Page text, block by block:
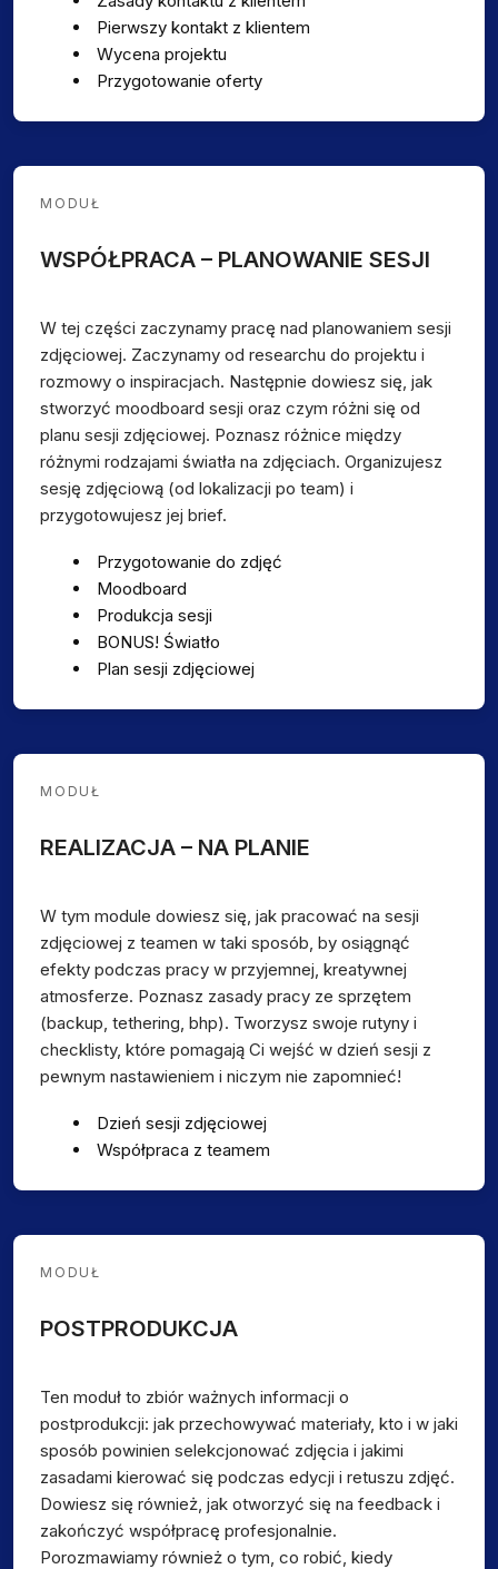
Pierwszy kontakt z klientem
Wycena projektu
Przygotowanie oferty
MODUŁ
WSPÓŁPRACA – PLANOWANIE SESJI
W tej części zaczynamy pracę nad planowaniem sesji
zdjęciowej. Zaczynamy od researchu do projektu i
rozmowy o inspiracjach. Następnie dowiesz się, jak
stworzyć moodboard sesji oraz czym różni się od
planu sesji zdjęciowej. Poznasz różnice między
różnymi rodzajami światła na zdjęciach. Organizujesz
sesję zdjęciową (od lokalizacji po team) i
przygotowujesz jej brief.
Przygotowanie do zdjęć
Moodboard
Produkcja sesji
BONUS! Światło
Plan sesji zdjęciowej
MODUŁ
REALIZACJA – NA PLANIE
W tym module dowiesz się, jak pracować na sesji
zdjęciowej z teamen w taki sposób, by osiągnąć
efekty podczas pracy w przyjemnej, kreatywnej
atmosferze. Poznasz zasady pracy ze sprzętem
(backup, tethering, bhp). Tworzysz swoje rutyny i
checklisty, które pomagają Ci wejść w dzień sesji z
pewnym nastawieniem i niczym nie zapomnieć!
Dzień sesji zdjęciowej
Współpraca z teamem
MODUŁ
POSTPRODUKCJA
Ten moduł to zbiór ważnych informacji o
postprodukcji: jak przechowywać materiały, kto i w jaki
sposób powinien selekcjonować zdjęcia i jakimi
zasadami kierować się podczas edycji i retuszu zdjęć.
Dowiesz się również, jak otworzyć się na feedback i
zakończyć współpracę profesjonalnie.
Porozmawiamy również o tym, co robić, kiedy